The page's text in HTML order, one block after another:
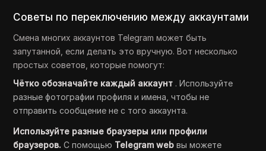
Советы по переключению между аккаунтами
Смена многих аккаунтов Telegram может быть
запутанной, если делать это вручную. Вот несколько
простых советов, которые помогут:
Чётко обозначайте каждый аккаунт . Используйте
разные фотографии профиля и имена, чтобы не
отправить сообщение не с того аккаунта.
Используйте разные браузеры или профили
браузеров. С помощью Telegram web вы можете